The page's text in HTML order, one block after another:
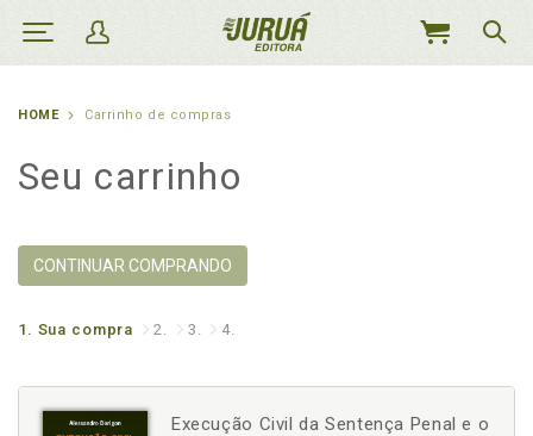
MEU
HOME Carrinho de compras
Seu carrinho
CONTINUAR COMPRANDO
1. Sua compra 2. 3. 4.
Execução Civil da Sentença Penal e o